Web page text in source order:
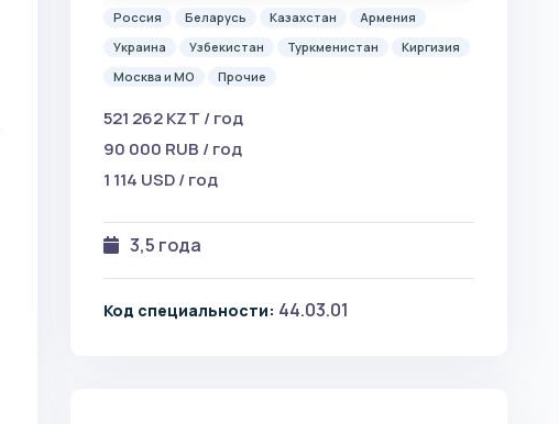
Россия Беларусь Казахстан
Армения
Украина
Узбекистан Туркменистан
Киргизия
Москва и МО
Прочие
521 262 KZT / год
90 000 RUB / год
1 114 USD / год
3,5 года
Код специальности: 44.03.01